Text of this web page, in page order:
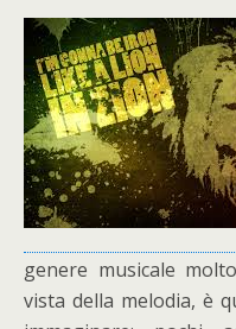
genere musicale
vista della melodia, è